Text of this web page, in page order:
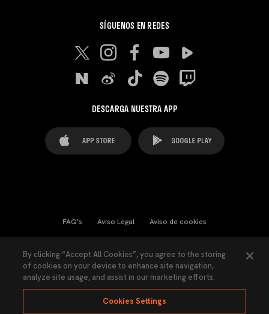
SÍGUENOS EN REDES
DESCARGA NUESTRA APP
FAQ's Aviso Legal Aviso de cookies
Ley Transparencia Política de Privacidad
Accesibilidad
By clicking “Accept All Cookies”, you agree to the storing
of cookies on your device to enhance site navigation,
analyze site usage, and assist in our marketing efforts.
Cookies Settings